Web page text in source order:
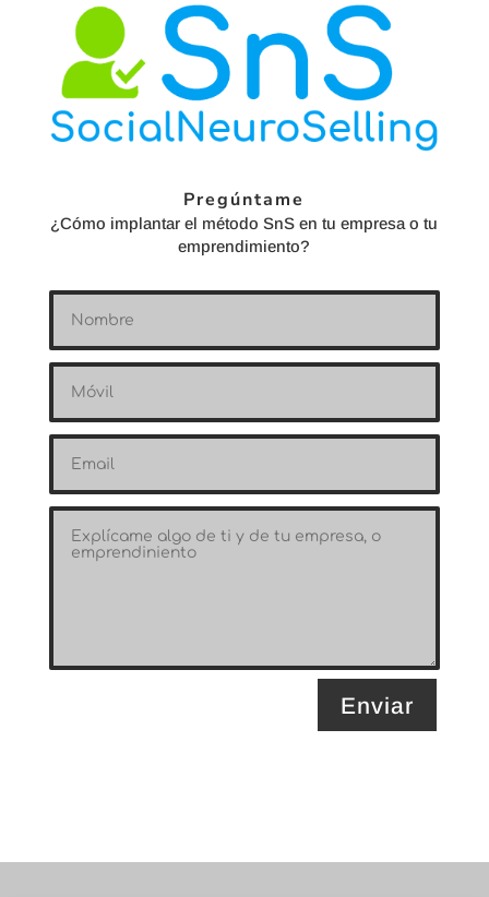
Pregúntame
¿Cómo implantar el método SnS en tu empresa o tu
emprendimiento?
Enviar